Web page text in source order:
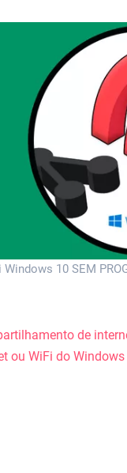
10 SEM
de
ou WiFi do Windows